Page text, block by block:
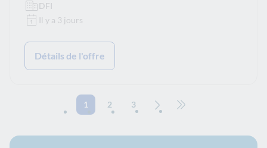
DFI
Il y a 3 jours
Détails de l'offre
1 2
3